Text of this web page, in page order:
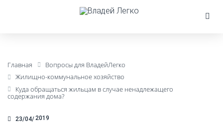
Главная
Вопросы для ВладейЛегко
Жилищно-коммунальное хозяйство
Куда обращаться жильцам в случае ненадлежащего
содержания дома?
23/04 2019